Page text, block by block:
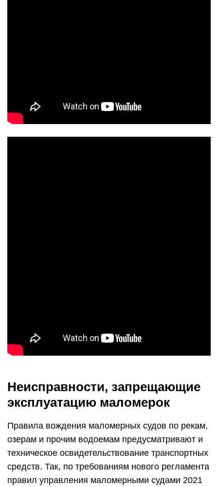
Неисправности, запрещающие
эксплуатацию маломерок
Правила вождения маломерных судов по рекам,
озерам и прочим водоемам предусматривают и
техническое освидетельствование транспортных
средств. Так, по требованиям нового регламента
правил управления маломерными судами 2021